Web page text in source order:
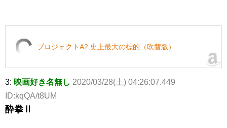
プロジェクトA2 史上最大の標的（吹替版）
3: 映画好き名無し 2020/03/28(土) 04:26:07.449
ID:kqQA/t8UM
酔拳Ⅱ